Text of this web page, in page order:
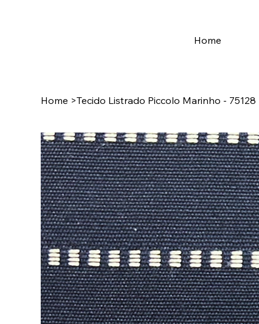
Home
Home >Tecido Listrado Piccolo Marinho - 75128